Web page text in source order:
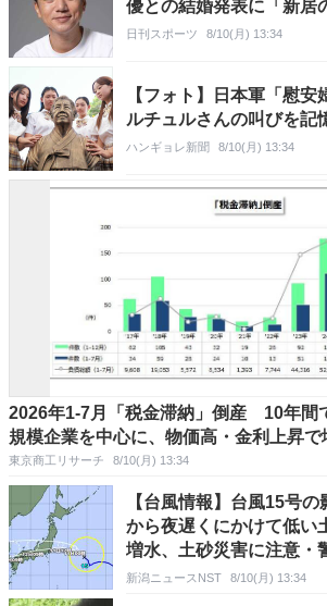
優との結婚発表に「新
日刊スポーツ 8/10(月) 13:34
【フォト】日本軍「慰安
ルチュルさんの叫びを記
ハンギョレ新聞 8/10(月) 13:34
2026年1-7月「税金滞納」倒産 10年
規模企業を中心に、物価高・金利上昇
東京商工リサーチ 8/10(月) 13:34
【台風情報】台風15号
から夜遅くにかけて低い
増水、土砂災害に注意・
新潟ニュースNST 8/10(月) 13:34